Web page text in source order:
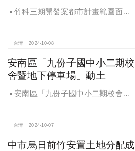
竹科三期開發案都市計畫範圍面積
分地區
台灣 2024-10-08
安南區「九份子國中小二期校
舍暨地下停車場」動土
安南區「九份子國中小二期校舍暨
台灣 2024-10-07
中市烏日前竹安置土地分配成